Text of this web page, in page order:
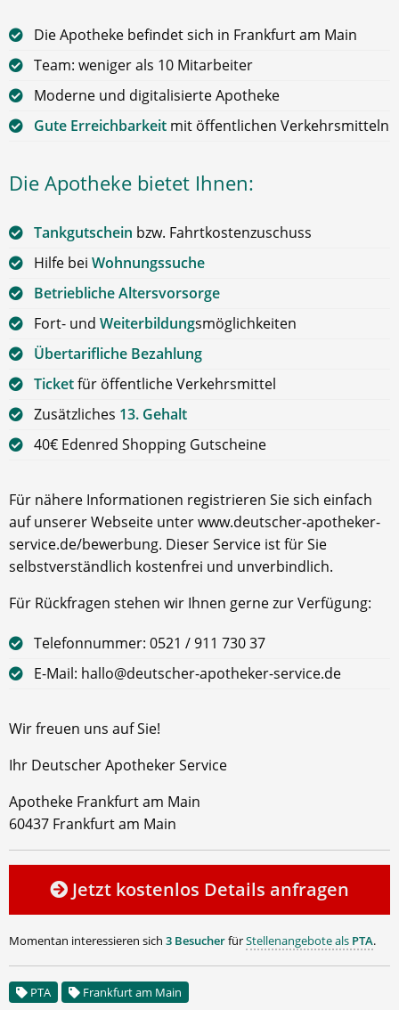
Die Apotheke befindet sich in Frankfurt am Main
Team: weniger als 10 Mitarbeiter
Moderne und digitalisierte Apotheke
Gute Erreichbarkeit mit öffentlichen Verkehrsmitteln
Die Apotheke bietet Ihnen:
Tankgutschein bzw. Fahrtkostenzuschuss
Hilfe bei Wohnungssuche
Betriebliche Altersvorsorge
Fort- und Weiterbildungsmöglichkeiten
Übertarifliche Bezahlung
Ticketfür öffentliche Verkehrsmittel
Zusätzliches 13. Gehalt
40€ Edenred Shopping Gutscheine
Für nähere Informationen registrieren Sie sich einfach
auf unserer Webseite unter www.deutscher-apotheker-
service.de/bewerbung. Dieser Service ist für Sie
selbstverständlich kostenfrei und unverbindlich.
Für Rückfragen stehen wir Ihnen gerne zur Verfügung:
Telefonnummer: 0521 / 911 730 37
E-Mail: hallo@deutscher-apotheker-service.de
Wir freuen uns auf Sie!
Ihr Deutscher Apotheker Service
Apotheke Frankfurt am Main
60437 Frankfurt am Main
Jetzt kostenlos Details anfragen
Momentan interessieren sich 3 BesucherfürStellenangebote als PTA.
PTA Frankfurt am Main